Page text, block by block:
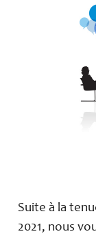
Suite à la
2021, nous